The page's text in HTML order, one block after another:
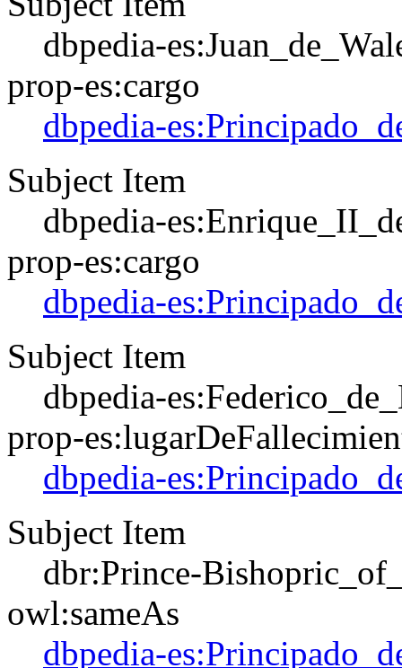
dbpedia-
prop-es:cargo
dbpedia-
Subject Item
dbpedia-
prop-es:cargo
dbpedia-
Subject Item
dbpedia-
prop-
dbpedia-
Subject Item
dbr:Prince-
owl:sameAs
dbpedia-